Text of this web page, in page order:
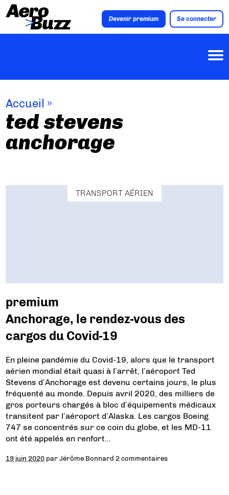
Devenir premium Se connecter
Accueil »
ted stevens
anchorage
TRANSPORT AÉRIEN
premium
Anchorage, le rendez-vous des
cargos du Covid-19
En pleine pandémie du Covid-19, alors que le transport
aérien mondial était quasi à l’arrêt, l’aéroport Ted
Stevens d’Anchorage est devenu certains jours, le plus
fréquenté au monde. Depuis avril 2020, des milliers de
gros porteurs chargés à bloc d’équipements médicaux
transitent par l’aéroport d’Alaska. Les cargos Boeing
747 se concentrés sur ce coin du globe, et les MD-11
ont été appelés en renfort…
19 juin 2020 parJérôme Bonnard 2 commentaires